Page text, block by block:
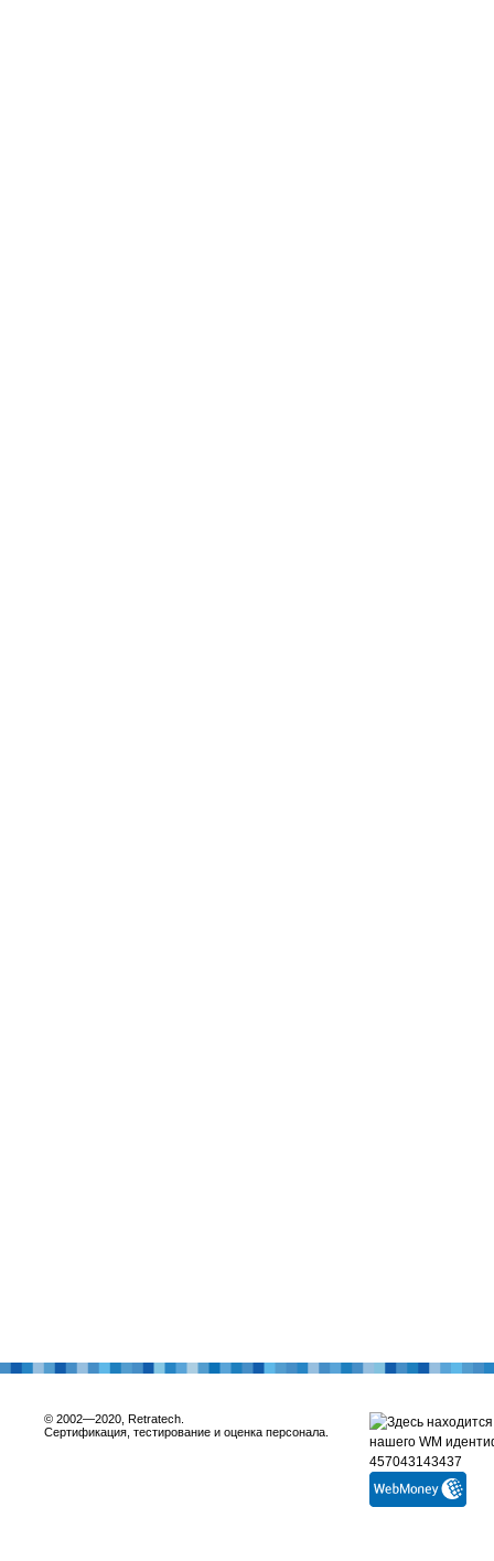
© 2002—2020, Retratech.
Сертификация, тестирование и оценка персонала.